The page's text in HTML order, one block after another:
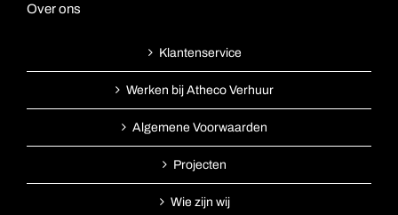
Over ons
Klantenservice
Werken bij Atheco Verhuur
Algemene Voorwaarden
Projecten
Wie zijn wij